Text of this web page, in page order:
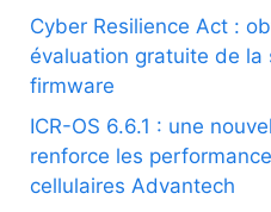
Cyber Resilience Act :
évaluation gratuite de la
firmware
ICR-OS 6.6.1 : une
renforce les
cellulaires Advantech